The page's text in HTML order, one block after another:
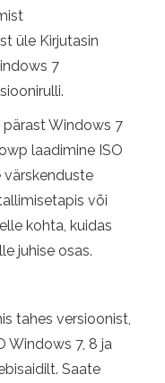
üle Kirjutasin
7
Windows 7
laadimine ISO
värskenduste
või
kohta, kuidas
juhise osas.
tahes versioonist,
Windows 7, 8 ja
Saate